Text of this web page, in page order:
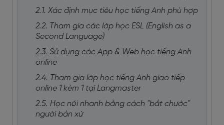
2.1. Xác định mục tiêu học tiếng Anh phù hợp
2.2. Tham gia các lớp học ESL (English as a
Second Language)
2.3. Sử dụng các App & Web học tiếng Anh
online
2.4. Tham gia lớp học tiếng Anh giao tiếp
online 1 kèm 1 tại Langmaster
2.5. Học nói nhanh bằng cách "bắt chước"
người bản xứ